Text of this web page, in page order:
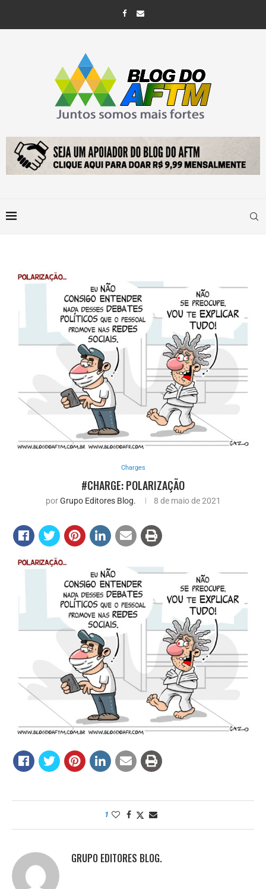
Charges
#CHARGE: POLARIZAÇÃO
porGrupo Editores Blog. 8 de maio de 2021
1
GRUPO EDITORES BLOG.